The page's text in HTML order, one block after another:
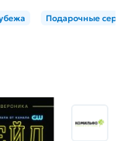
Подарочные